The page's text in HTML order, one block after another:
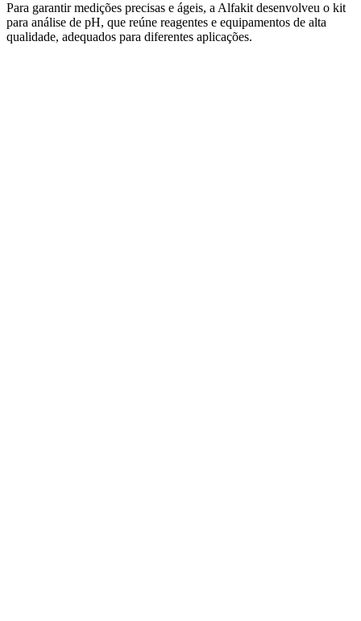
Para garantir medições precisas e ágeis, a Alfakit desenvolveu o kit
para análise de pH, que reúne reagentes e equipamentos de alta
qualidade, adequados para diferentes aplicações.